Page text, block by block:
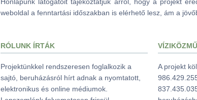
weboldal a fenntartási időszakban is elérhető lesz, ám a
RÓLUNK ÍRTÁK
Projektünkkel rendszeresen foglalkozik a
sajtó, beruházásról hírt adnak a nyomtatott,
elektronikus és online médiumok.
A projekt